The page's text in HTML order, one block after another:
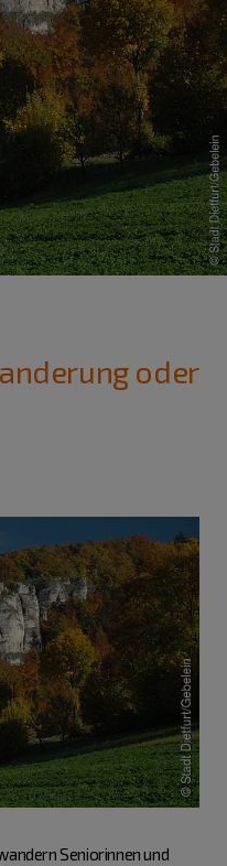
oder
Seniorinnen und